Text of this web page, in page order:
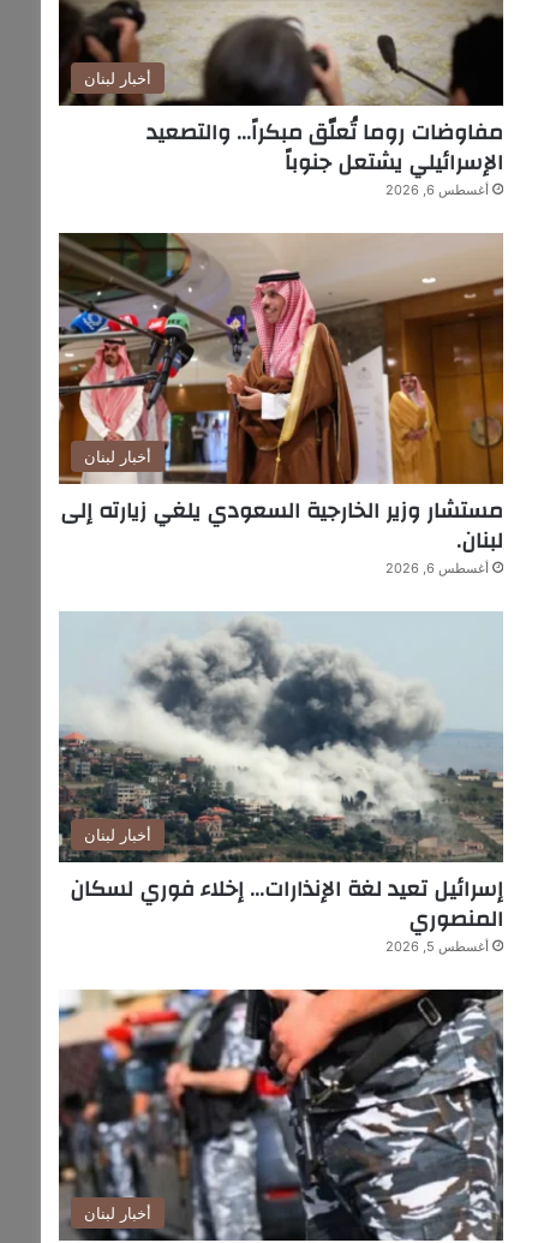
أخبار لبنان
مفاوضات روما تُعلّق مبكراً… والتصعيد
الإسرائيلي يشتعل جنوباً
أغسطس 6, 2026
أخبار لبنان
مستشار وزير الخارجية السعودي يلغي زيارته إلى
لبنان.
أغسطس 6, 2026
أخبار لبنان
إسرائيل تعيد لغة الإنذارات… إخلاء فوري لسكان
المنصوري
أغسطس 5, 2026
أخبار لبنان